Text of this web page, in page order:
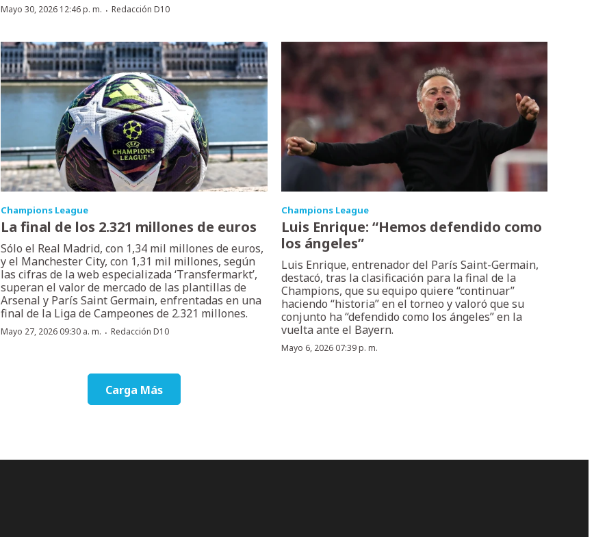
Mayo 30, 2026 12:46 p. m. ·Redacción D10
Champions League
La final de los 2.321 millones de euros
Sólo el Real Madrid, con 1,34 mil millones de euros,
y el Manchester City, con 1,31 mil millones, según
las cifras de la web especializada ‘Transfermarkt’,
superan el valor de mercado de las plantillas de
Arsenal y París Saint Germain, enfrentadas en una
final de la Liga de Campeones de 2.321 millones.
Mayo 27, 2026 09:30 a. m. ·Redacción D10
Champions League
Luis Enrique: “Hemos defendido como
los ángeles”
Luis Enrique, entrenador del París Saint-Germain,
destacó, tras la clasificación para la final de la
Champions, que su equipo quiere “continuar”
haciendo “historia” en el torneo y valoró que su
conjunto ha “defendido como los ángeles” en la
vuelta ante el Bayern.
Mayo 6, 2026 07:39 p. m.
Carga Más